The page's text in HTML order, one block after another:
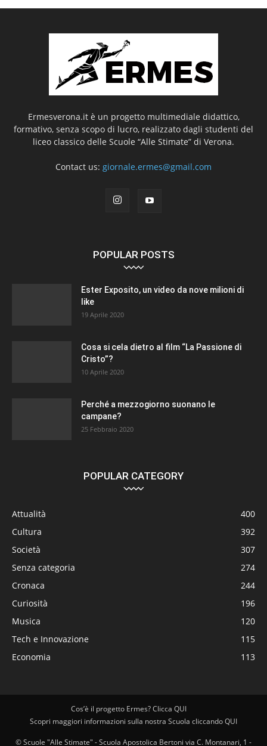
Ermesverona.it è un progetto multimediale didattico,
formativo, senza scopo di lucro, realizzato dagli studenti del
liceo classico delle Scuole “Alle Stimate” di Verona.
Contact us: giornale.ermes@gmail.com
POPULAR POSTS
Ester Exposito, un video da nove milioni di
like
19 Aprile 2020
Cosa si cela dietro al film “La Passione di
Cristo”?
10 Aprile 2020
Perché a mezzogiorno suonano le
campane?
25 Febbraio 2020
POPULAR CATEGORY
Attualità
400
Cultura
392
Società
307
Senza categoria
274
Cronaca
244
Curiosità
196
Musica
120
Tech e Innovazione
115
Economia
113
Cos’è il progetto Ermes? Clicca QUI
Scopri maggiori informazioni sulla nostra Scuola cliccando QUI
© Scuole "Alle Stimate" - Scuola Apostolica Bertoni via C. Montanari, 1 -